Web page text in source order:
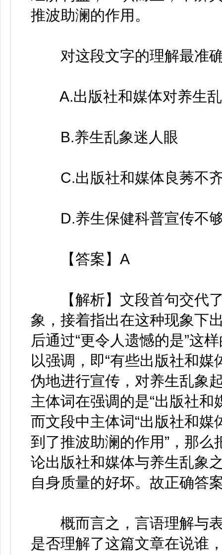
推波助澜的作用。
对这段文字的理解最准
A.出版社和媒体对养生乱
B.养生乱象迷人眼
C.出版社和媒体良莠不
D.养生保健科普宣传不
【答案】A
【解析】文段首句交代了
象，接着指出在这种现象下
后通过“更令人遗憾的是”这
以强调，即“有些出版社和
伪地进行宣传，对养生乱象
主体词在强调的是“出版社
而文段中主体词“出版社和媒
到了推波助澜的作用”，那
论出版社和媒体与养生乱象
自身质量的好坏。故正确答
概而言之，言语理解与表
是否理解了这篇文章在说谁